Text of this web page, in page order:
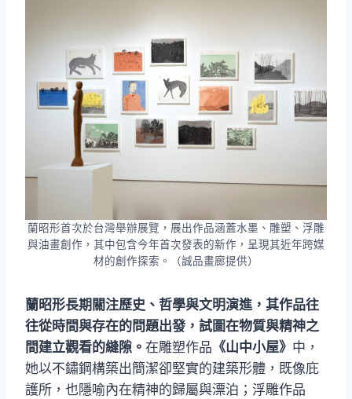
蘭昭形首次於台灣舉辦展覽，展出作品涵蓋水墨、雕塑、浮雕
與油畫創作，其中包含今年首次發表的新作，呈現其近年跨媒
材的創作探索。（誠品畫廊提供）
蘭昭形長期關注歷史、哲學與文明演進，其作品往
往從時間與存在的問題出發，試圖在物質與精神之
間建立觀看的縫隙。 在雕塑作品 《山中小屋》 中，
她以不鏽鋼構築出簡潔卻堅實的建築形體，既像庇
護所，也隱喻內在精神的歸屬與漂泊；浮雕作品